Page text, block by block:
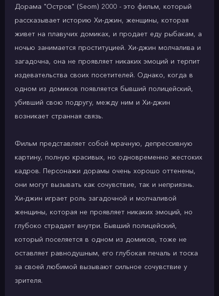
Дорама "Остров" (Seom) 2000 - это фильм, который
рассказывает историю Хи-джин, женщины, которая
живет на плавучих домиках, и продает еду рыбакам, а
ночью занимается проституцией. Хи-джин молчалива и
загадочна, она не проявляет никаких эмоций и терпит
издевательства своих посетителей. Однако, когда в
одном из домиков появляется бывший полицейский,
убивший свою подругу, между ним и Хи-джин
возникает странная связь.
Фильм представляет собой мрачную, депрессивную
картину, полную красивых, но одновременно жестоких
кадров. Персонажи дорамы очень хорошо оттенены,
они могут вызывать как сочувствие, так и неприязнь.
Хи-джин играет роль загадочной и молчаливой
женщины, которая не проявляет никаких эмоций, но
глубоко страдает внутри. Бывший полицейский,
который поселяется в одном из домиков, тоже не
оставляет равнодушным, его глубокая печаль и тоска
за своей любимой вызывают сильное сочувствие у
зрителя.